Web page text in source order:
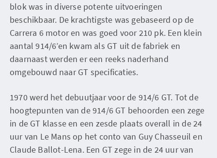
blok was in diverse potente uitvoeringen
beschikbaar. De krachtigste was gebaseerd op de
Carrera 6 motor en was goed voor 210 pk. Een klein
aantal 914/6’en kwam als GT uit de fabriek en
daarnaast werden er een reeks naderhand
omgebouwd naar GT specificaties.
1970 werd het debuutjaar voor de 914/6 GT. Tot de
hoogtepunten van de 914/6 GT behoorden een zege
in de GT klasse en een zesde plaats overall in de 24
uur van Le Mans op het conto van Guy Chasseuil en
Claude Ballot-Lena. Een GT zege in de 24 uur van